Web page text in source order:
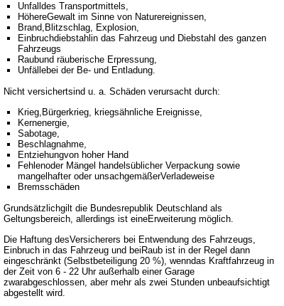
Unfalldes Transportmittels,
HöhereGewalt im Sinne von Naturereignissen,
Brand,Blitzschlag, Explosion,
Einbruchdiebstahlin das Fahrzeug und Diebstahl des ganzen
Fahrzeugs
Raubund räuberische Erpressung,
Unfällebei der Be- und Entladung.
Nicht versichertsind u. a. Schäden verursacht durch:
Krieg,Bürgerkrieg, kriegsähnliche Ereignisse,
Kernenergie,
Sabotage,
Beschlagnahme,
Entziehungvon hoher Hand
Fehlenoder Mängel handelsüblicher Verpackung sowie
mangelhafter oder unsachgemäßerVerladeweise
Bremsschäden
Grundsätzlichgilt die Bundesrepublik Deutschland als
Geltungsbereich, allerdings ist eineErweiterung möglich.
Die Haftung desVersicherers bei Entwendung des Fahrzeugs,
Einbruch in das Fahrzeug und beiRaub ist in der Regel dann
eingeschränkt (Selbstbeteiligung 20 %), wenndas Kraftfahrzeug in
der Zeit von 6 - 22 Uhr außerhalb einer Garage
zwarabgeschlossen, aber mehr als zwei Stunden unbeaufsichtigt
abgestellt wird.